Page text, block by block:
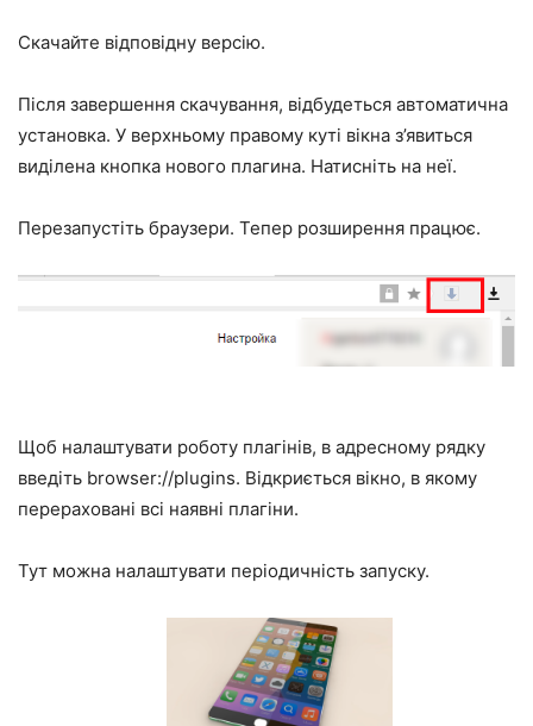
Скачайте відповідну версію.
Після завершення скачування, відбудеться автоматична
установка. У верхньому правому куті вікна з’явиться
виділена кнопка нового плагина. Натисніть на неї.
Перезапустіть браузери. Тепер розширення працює.
Щоб налаштувати роботу плагінів, в адресному рядку
введіть browser://plugins. Відкриється вікно, в якому
перераховані всі наявні плагіни.
Тут можна налаштувати періодичність запуску.